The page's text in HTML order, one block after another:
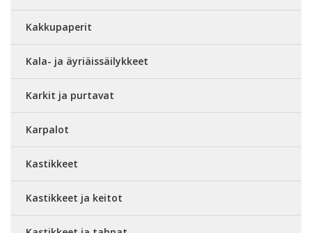
Kakkupaperit
Kala- ja äyriäissäilykkeet
Karkit ja purtavat
Karpalot
Kastikkeet
Kastikkeet ja keitot